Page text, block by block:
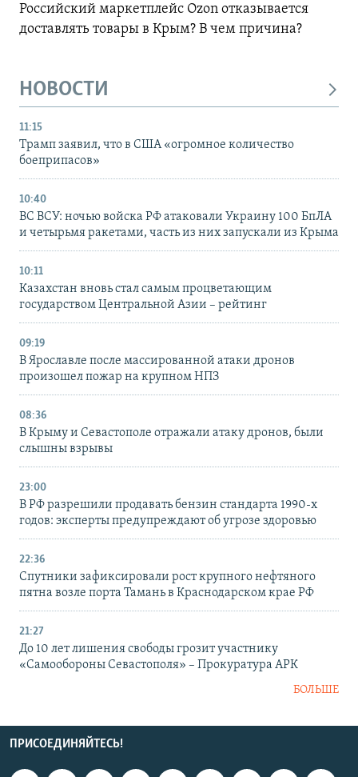
Российский маркетплейс Ozon отказывается
доставлять товары в Крым? В чем причина?
НОВОСТИ
11:15
Трамп заявил, что в США «огромное количество
боеприпасов»
10:40
ВС ВСУ: ночью войска РФ атаковали Украину 100 БпЛА
и четырьмя ракетами, часть из них запускали из Крыма
10:11
Казахстан вновь стал самым процветающим
государством Центральной Азии – рейтинг
09:19
В Ярославле после массированной атаки дронов
произошел пожар на крупном НПЗ
08:36
В Крыму и Севастополе отражали атаку дронов, были
слышны взрывы
23:00
В РФ разрешили продавать бензин стандарта 1990-х
годов: эксперты предупреждают об угрозе здоровью
22:36
Спутники зафиксировали рост крупного нефтяного
пятна возле порта Тамань в Краснодарском крае РФ
21:27
До 10 лет лишения свободы грозит участнику
«Самообороны Севастополя» – Прокуратура АРК
БОЛЬШЕ
ПРИСОЕДИНЯЙТЕСЬ!